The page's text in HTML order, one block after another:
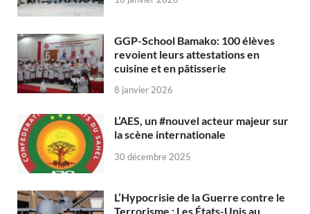
GGP-School Bamako: 100 élèves
revoient leurs attestations en
cuisine et en pâtisserie
8 janvier 2026
L’AES, un #nouvel acteur majeur sur
la scène internationale
30 décembre 2025
L’Hypocrisie de la Guerre contre le
Terrorisme : Les États-Unis au